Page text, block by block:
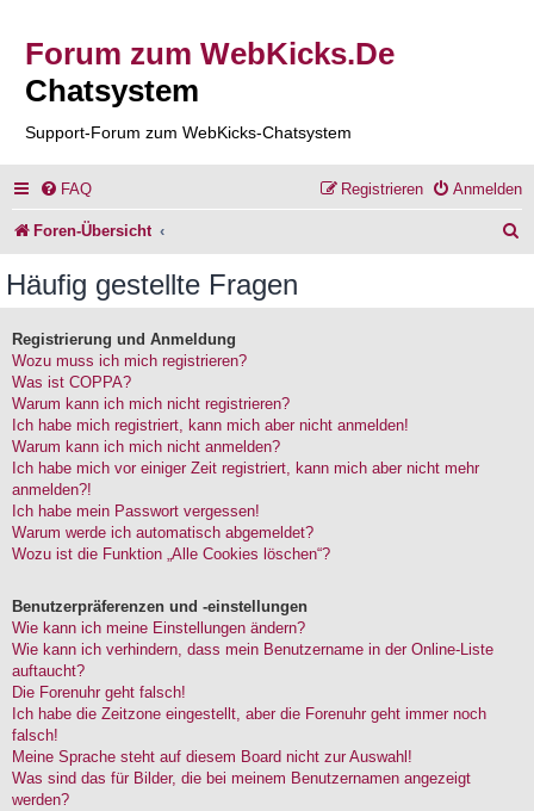
Forum zum WebKicks.De
Chatsystem
Support-Forum zum WebKicks-Chatsystem
FAQ Anmelden
Registrieren
Foren-Übersicht
Häufig gestellte Fragen
Registrierung und Anmeldung
Wozu muss ich mich registrieren?
Was ist COPPA?
Warum kann ich mich nicht registrieren?
Ich habe mich registriert, kann mich aber nicht anmelden!
Warum kann ich mich nicht anmelden?
Ich habe mich vor einiger Zeit registriert, kann mich aber nicht mehr
anmelden?!
Ich habe mein Passwort vergessen!
Warum werde ich automatisch abgemeldet?
Wozu ist die Funktion „Alle Cookies löschen“?
Benutzerpräferenzen und -einstellungen
Wie kann ich meine Einstellungen ändern?
Wie kann ich verhindern, dass mein Benutzername in der Online-Liste
auftaucht?
Die Forenuhr geht falsch!
Ich habe die Zeitzone eingestellt, aber die Forenuhr geht immer noch
falsch!
Meine Sprache steht auf diesem Board nicht zur Auswahl!
Was sind das für Bilder, die bei meinem Benutzernamen angezeigt
werden?